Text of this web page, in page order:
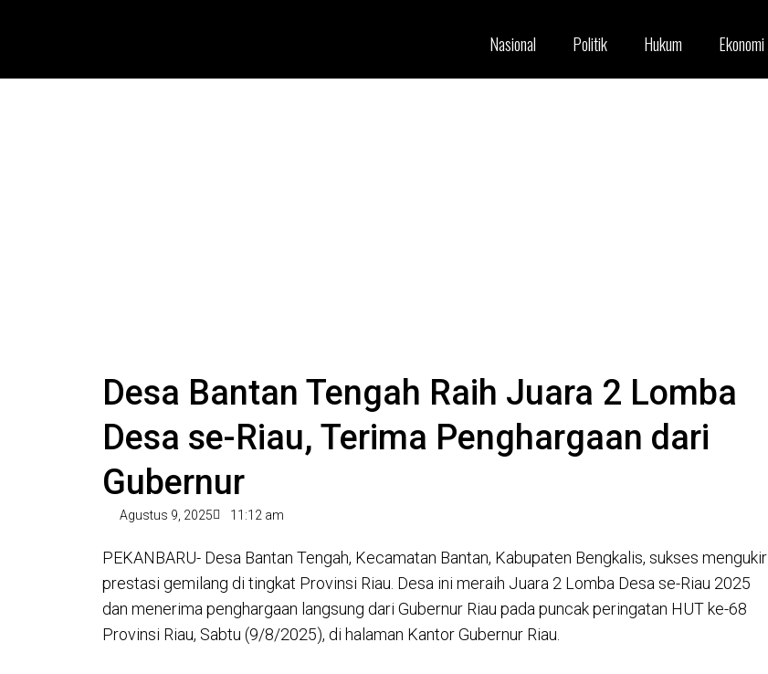
Nasional Politik Hukum Ekonomi
Desa Bantan Tengah Raih Juara 2 Lomba
Desa se-Riau, Terima Penghargaan dari
Gubernur
Agustus 9, 2025 11:12 am
PEKANBARU- Desa Bantan Tengah, Kecamatan Bantan, Kabupaten Bengkalis, sukses mengukir
prestasi gemilang di tingkat Provinsi Riau. Desa ini meraih Juara 2 Lomba Desa se-Riau 2025
dan menerima penghargaan langsung dari Gubernur Riau pada puncak peringatan HUT ke-68
Provinsi Riau, Sabtu (9/8/2025), di halaman Kantor Gubernur Riau.